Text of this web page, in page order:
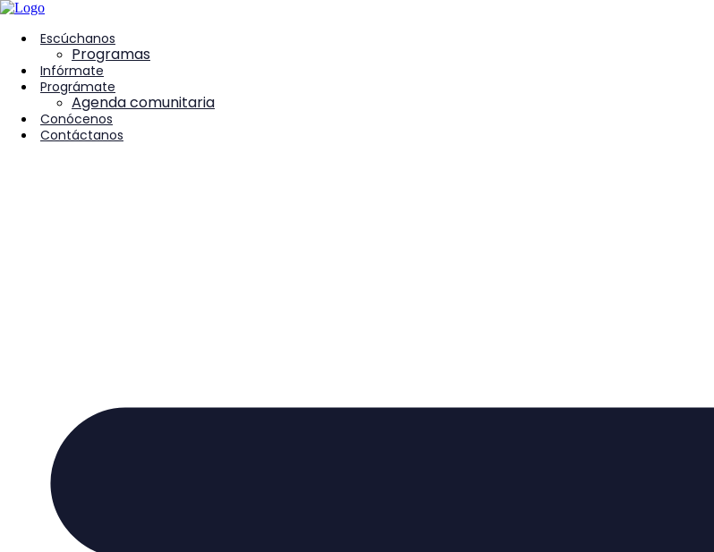
contenido
Escúchanos
Programas
Infórmate
Prográmate
Agenda comunitaria
Conócenos
Contáctanos